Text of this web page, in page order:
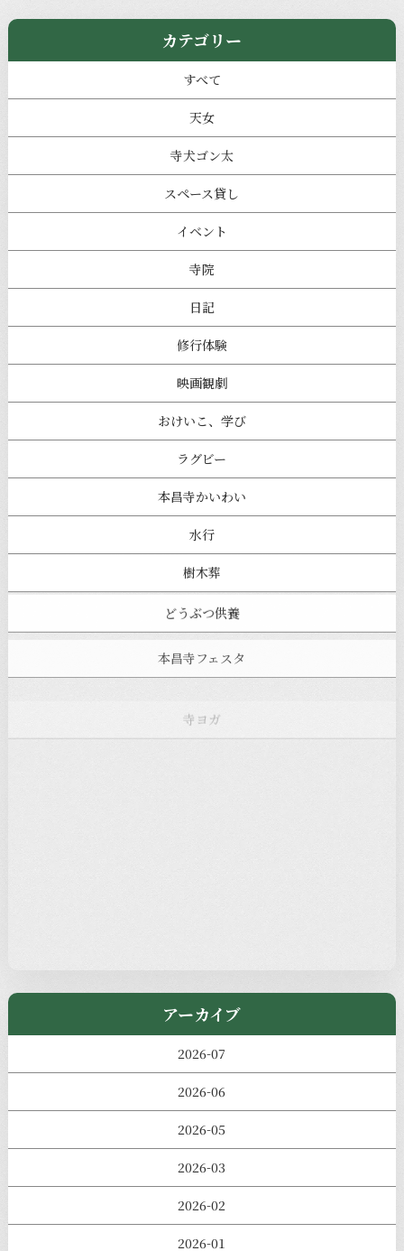
カテゴリー
すべて
天女
寺犬ゴン太
スペース貸し
イベント
寺院
日記
修行体験
映画観劇
おけいこ、学び
ラグビー
本昌寺かいわい
水行
樹木葬
どうぶつ供養
本昌寺フェスタ
お知らせ
アーカイブ
2026-07
2026-06
2026-05
2026-03
2026-02
2026-01